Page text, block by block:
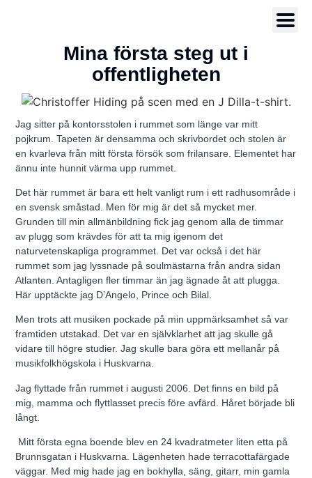
Mina första steg ut i
offentligheten
Jag sitter på kontorsstolen i rummet som länge var mitt
pojkrum. Tapeten är densamma och skrivbordet och stolen är
en kvarleva från mitt första försök som frilansare. Elementet har
ännu inte hunnit värma upp rummet.
Det här rummet är bara ett helt vanligt rum i ett radhusområde i
en svensk småstad. Men för mig är det så mycket mer.
Grunden till min allmänbildning fick jag genom alla de timmar
av plugg som krävdes för att ta mig igenom det
naturvetenskapliga programmet. Det var också i det här
rummet som jag lyssnade på soulmästarna från andra sidan
Atlanten. Antagligen fler timmar än jag ägnade åt att plugga.
Här upptäckte jag D’Angelo, Prince och Bilal.
Men trots att musiken pockade på min uppmärksamhet så var
framtiden utstakad. Det var en självklarhet att jag skulle gå
vidare till högre studier. Jag skulle bara göra ett mellanår på
musikfolkhögskola i Huskvarna.
Jag flyttade från rummet i augusti 2006. Det finns en bild på
mig, mamma och flyttlasset precis före avfärd. Håret började bli
långt.
Mitt första egna boende blev en 24 kvadratmeter liten etta på
Brunnsgatan i Huskvarna. Lägenheten hade terracottafärgade
väggar. Med mig hade jag en bokhylla, säng, gitarr, min gamla